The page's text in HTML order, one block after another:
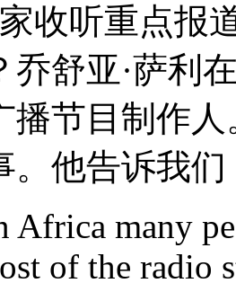
收听重点报
乔舒亚·萨利
播节目制作
。他告诉我们
Africa many
of the radio